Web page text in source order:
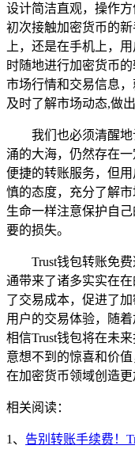
设计简洁直观，操作
初次接触加密货币的
上，还是在手机上，
时随地进行加密货币
市场行情和交易信息
及时了解市场动态,做
我们也必须清醒
涌的大海，仍然存在
便捷的转账服务，但
慎的态度，充分了解市
生命一样注意保护自
要的损失。
Trust钱包转账免
通带来了诸多实实在
了交易成本，促进了
用户的交易体验，随
相信Trust钱包将在未
意想不到的惊喜和价
在加密货币领域创造更
相关阅读：
1、 告别转账手续费！